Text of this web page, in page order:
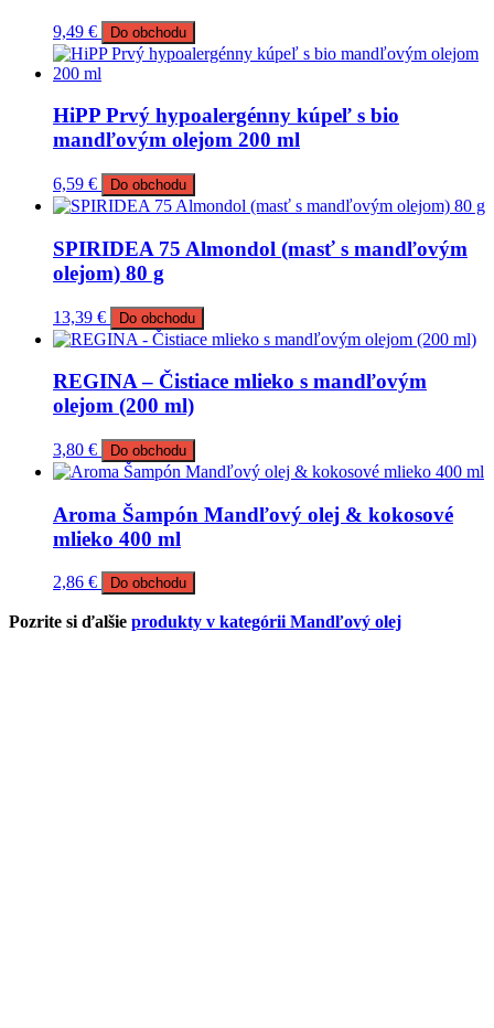
9,49 € Do obchodu
HiPP Prvý hypoalergénny kúpeľ s bio
mandľovým olejom 200 ml
6,59 € Do obchodu
SPIRIDEA 75 Almondol (masť s mandľovým
olejom) 80 g
13,39 € Do obchodu
REGINA – Čistiace mlieko s mandľovým
olejom (200 ml)
3,80 € Do obchodu
Aroma Šampón Mandľový olej & kokosové
mlieko 400 ml
2,86 € Do obchodu
Pozrite si ďalšie produkty v kategórii Mandľový olej